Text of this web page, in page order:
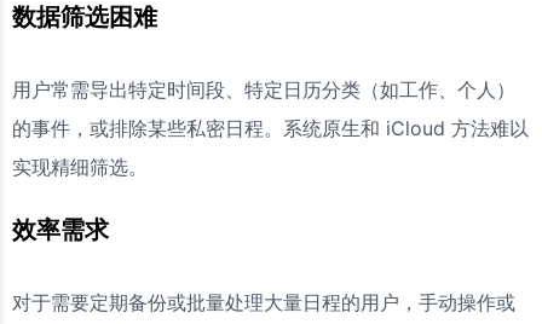
数据筛选困难
用户常需导出特定时间段、特定日历分类（如工作、个人）
的事件，或排除某些私密日程。系统原生和 iCloud 方法难以
实现精细筛选。
效率需求
对于需要定期备份或批量处理大量日程的用户，手动操作或